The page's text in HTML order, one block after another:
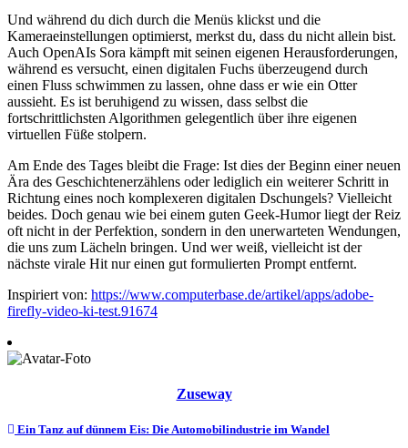
Und während du dich durch die Menüs klickst und die
Kameraeinstellungen optimierst, merkst du, dass du nicht allein bist.
Auch OpenAIs Sora kämpft mit seinen eigenen Herausforderungen,
während es versucht, einen digitalen Fuchs überzeugend durch
einen Fluss schwimmen zu lassen, ohne dass er wie ein Otter
aussieht. Es ist beruhigend zu wissen, dass selbst die
fortschrittlichsten Algorithmen gelegentlich über ihre eigenen
virtuellen Füße stolpern.
Am Ende des Tages bleibt die Frage: Ist dies der Beginn einer neuen
Ära des Geschichtenerzählens oder lediglich ein weiterer Schritt in
Richtung eines noch komplexeren digitalen Dschungels? Vielleicht
beides. Doch genau wie bei einem guten Geek-Humor liegt der Reiz
oft nicht in der Perfektion, sondern in den unerwarteten Wendungen,
die uns zum Lächeln bringen. Und wer weiß, vielleicht ist der
nächste virale Hit nur einen gut formulierten Prompt entfernt.
Inspiriert von: https://www.computerbase.de/artikel/apps/adobe-
firefly-video-ki-test.91674
Zuseway
Beitragsnavigation
Ein Tanz auf dünnem Eis: Die Automobilindustrie im Wandel